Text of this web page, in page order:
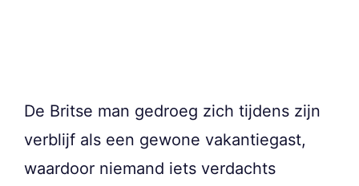
De Britse man gedroeg zich tijdens zijn
verblijf als een gewone vakantiegast,
waardoor niemand iets verdachts